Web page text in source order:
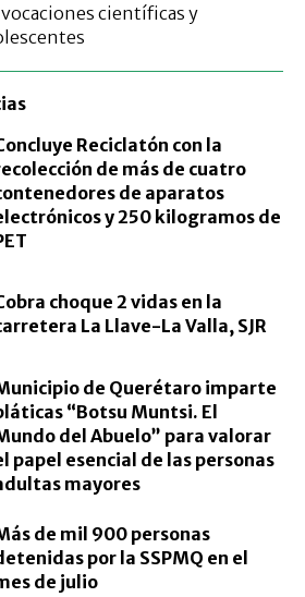
vocaciones científicas y
Reciclatón con la
de más de cuatro
de aparatos
y 250 kilogramos de
choque 2 vidas en la
La Llave-La Valla, SJR
de Querétaro imparte
“Botsu Muntsi. El
del Abuelo” para valorar
papel esencial de las personas
mayores
de mil 900 personas
por la SSPMQ en el
de julio